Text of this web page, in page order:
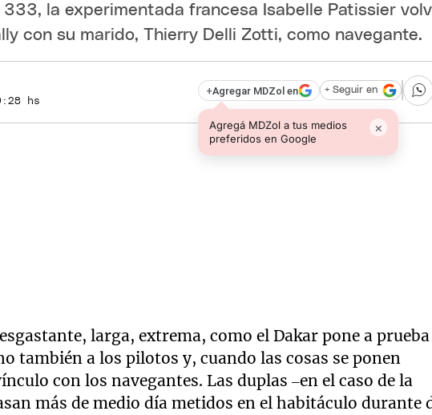
la experimentada francesa Isabelle Patissier
con su marido, Thierry Delli Zotti, como navegante.
hs
+Agregar MDZol en
Agregá MDZol a tus medios
preferidos en Google
×
+ Seguir en
larga, extrema, como el Dakar pone a
también a los pilotos y, cuando las cosas se ponen
con los navegantes. Las duplas –en el caso de la
más de medio día metidos en el habitáculo durante